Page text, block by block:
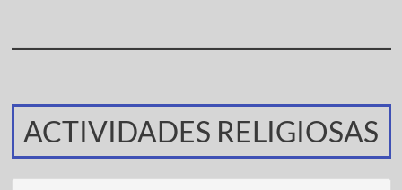
ACTIVIDADES RELIGIOSAS